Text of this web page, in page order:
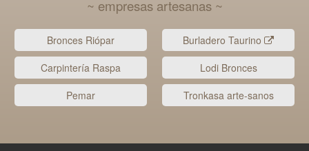
~ empresas artesanas ~
Bronces Riópar
Burladero Taurino
Carpintería Raspa
Lodi Bronces
Pemar
Tronkasa arte-sanos